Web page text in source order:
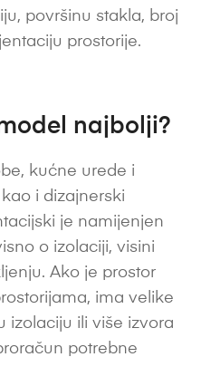
površinu stakla, broj
prostorije.
najbolji?
kućne urede i
i dizajnerski
je namijenjen
o izolaciji, visini
Ako je prostor
ima velike
izolaciju ili više izvora
potrebne